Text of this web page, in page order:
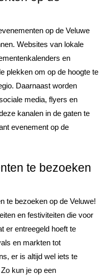
op de Veluwe
Websites van lokale
en
plekken om op de hoogte te
Daarnaast worden
media, flyers en
kanalen in de gaten te
evenement op de
te bezoeken
te bezoeken op de Veluwe!
en festiviteiten die voor
er entreegeld hoeft te
en markten tot
er is altijd wel iets te
kun je op een